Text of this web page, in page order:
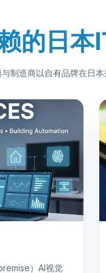
的日本
制造商以自有品牌在日
）AI视觉